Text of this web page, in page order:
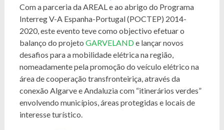
Com a parceria da AREAL e ao abrigo do Programa
Interreg V-A Espanha-Portugal (POCTEP) 2014-
2020, este evento teve como objectivo efetuar o
balanço do projeto GARVELANDe lançar novos
desafios para a mobilidade elétrica na região,
nomeadamente pela promoção do veículo elétrico na
área de cooperação transfronteiriça, através da
conexão Algarve e Andaluzia com “itinerários verdes”
envolvendo municípios, áreas protegidas e locais de
interesse turístico.